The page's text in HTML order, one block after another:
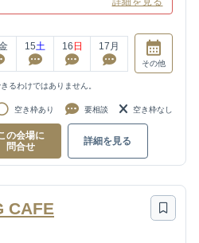
15土 16 日 17 月
その他
るわけではありません。
空き枠あり 要相談 空き枠なし
の会場に
問合せ
詳細を見る
CAFE